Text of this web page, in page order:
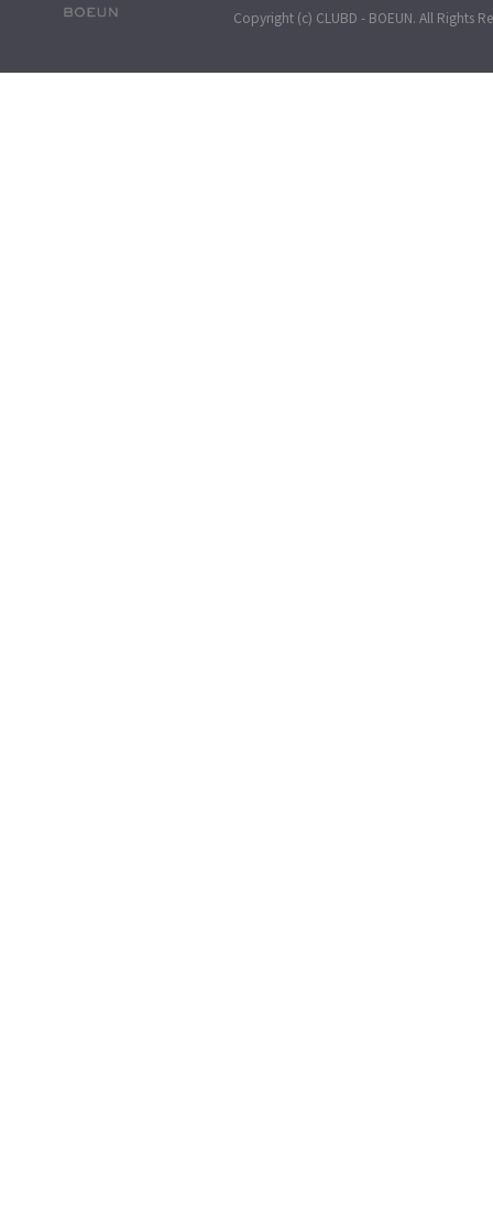
Copyright (c) CLUBD - BOEUN. All Rights